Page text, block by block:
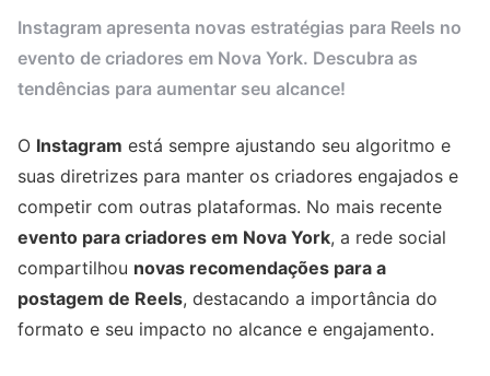
Instagram apresenta novas estratégias para Reels no
evento de criadores em Nova York. Descubra as
tendências para aumentar seu alcance!
O Instagram está sempre ajustando seu algoritmo e
suas diretrizes para manter os criadores engajados e
competir com outras plataformas. No mais recente
evento para criadores em Nova York, a rede social
compartilhou novas recomendações para a
postagem de Reels, destacando a importância do
formato e seu impacto no alcance e engajamento.